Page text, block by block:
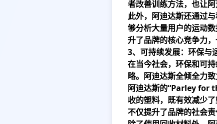
者改善训练方法，也让
此外，阿迪达斯还通过
够分析大量用户的运动
升了品牌的核心竞争力
3、可持续发展：环保与
在当今社会，环保和可
略。阿迪达斯全倾全力
阿迪达斯的“Parley for
收的塑料，既有效减少
不仅提升了品牌的社会